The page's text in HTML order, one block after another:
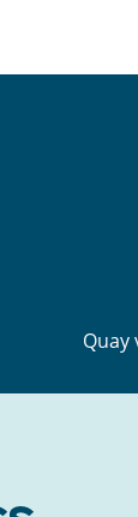
Quay